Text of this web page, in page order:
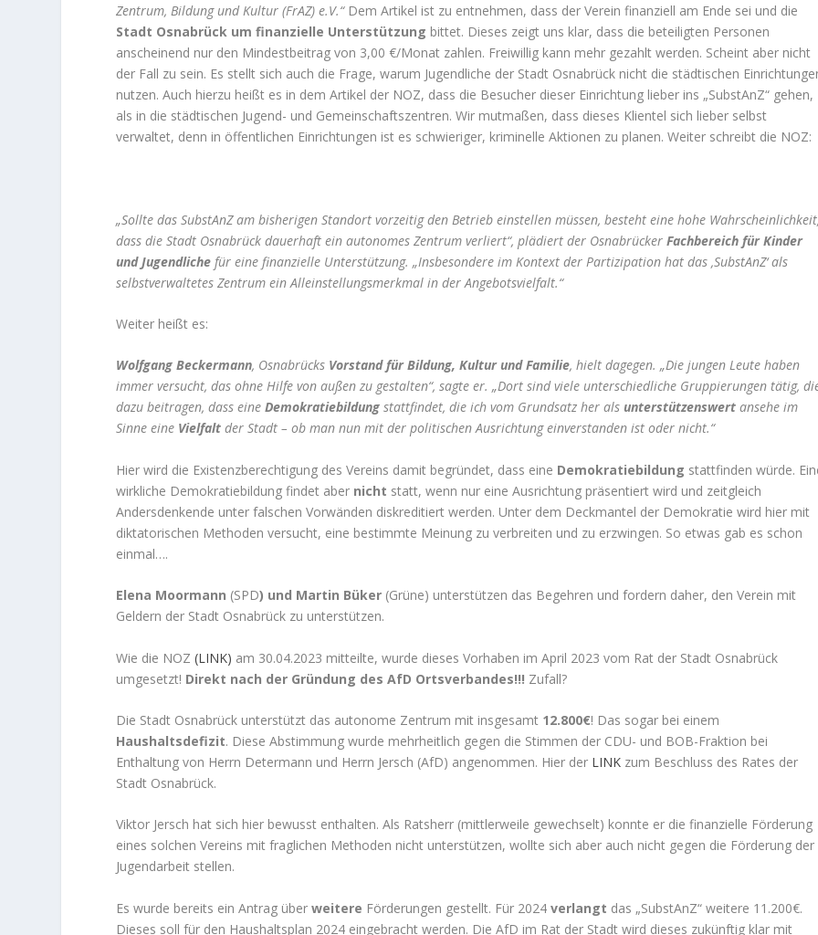
Zentrum, Bildung und Kultur (FrAZ) e.V.“ Dem Artikel ist zu entnehmen, dass der Verein finanziell am Ende sei und die
Stadt Osnabrück um finanzielle Unterstützung bittet. Dieses zeigt uns klar, dass die beteiligten Personen
anscheinend nur den Mindestbeitrag von 3,00 €/Monat zahlen. Freiwillig kann mehr gezahlt werden. Scheint aber nicht
der Fall zu sein. Es stellt sich auch die Frage, warum Jugendliche der Stadt Osnabrück nicht die städtischen
nutzen. Auch hierzu heißt es in dem Artikel der NOZ, dass die Besucher dieser Einrichtung lieber ins „SubstAnZ“ gehen,
als in die städtischen Jugend- und Gemeinschaftszentren. Wir mutmaßen, dass dieses Klientel sich lieber selbst
verwaltet, denn in öffentlichen Einrichtungen ist es schwieriger, kriminelle Aktionen zu planen. Weiter schreibt die NOZ:
„Sollte das SubstAnZ am bisherigen Standort vorzeitig den Betrieb einstellen müssen, besteht eine hohe Wahrscheinlichkeit,
dass die Stadt Osnabrück dauerhaft ein autonomes Zentrum verliert“, plädiert der OsnabrückerFachbereich für Kinder
und Jugendliche für eine finanzielle Unterstützung. „Insbesondere im Kontext der Partizipation hat das ‚SubstAnZ‘ als
selbstverwaltetes Zentrum ein Alleinstellungsmerkmal in der Angebotsvielfalt.“
Weiter heißt es:
Wolfgang Beckermann, Osnabrücks Vorstand für Bildung, Kultur und Familie, hielt dagegen. „Die jungen Leute haben
immer versucht, das ohne Hilfe von außen zu gestalten“, sagte er. „Dort sind viele unterschiedliche Gruppierungen tätig,
dazu beitragen, dass eineDemokratiebildung stattfindet, die ich vom Grundsatz her alsunterstützenswert ansehe im
Sinne eine Vielfalt der Stadt – ob man nun mit der politischen Ausrichtung einverstanden ist oder nicht.“
Hier wird die Existenzberechtigung des Vereins damit begründet, dass eine Demokratiebildung stattfinden würde.
wirkliche Demokratiebildung findet aber nicht statt, wenn nur eine Ausrichtung präsentiert wird und zeitgleich
Andersdenkende unter falschen Vorwänden diskreditiert werden. Unter dem Deckmantel der Demokratie wird hier mit
diktatorischen Methoden versucht, eine bestimmte Meinung zu verbreiten und zu erzwingen. So etwas gab es schon
einmal….
Elena Moormann (SPD) und Martin Büker (Grüne) unterstützen das Begehren und fordern daher, den Verein mit
Geldern der Stadt Osnabrück zu unterstützen.
Wie die NOZ(LINK) am 30.04.2023 mitteilte, wurde dieses Vorhaben im April 2023 vom Rat der Stadt Osnabrück
umgesetzt! Direkt nach der Gründung des AfD Ortsverbandes!!! Zufall?
Die Stadt Osnabrück unterstützt das autonome Zentrum mit insgesamt 12.800€! Das sogar bei einem
Haushaltsdefizit. Diese Abstimmung wurde mehrheitlich gegen die Stimmen der CDU- und BOB-Fraktion bei
Enthaltung von Herrn Determann und Herrn Jersch (AfD) angenommen. Hier der LINK zum Beschluss des Rates der
Stadt Osnabrück.
Viktor Jersch hat sich hier bewusst enthalten. Als Ratsherr (mittlerweile gewechselt) konnte er die finanzielle Förderung
eines solchen Vereins mit fraglichen Methoden nicht unterstützen, wollte sich aber auch nicht gegen die Förderung der
Jugendarbeit stellen.
Es wurde bereits ein Antrag überweitere Förderungen gestellt. Für 2024verlangt das „SubstAnZ“ weitere 11.200€.
Dieses soll für den Haushaltsplan 2024 eingebracht werden. Die AfD im Rat der Stadt wird dieses zukünftig klar mit